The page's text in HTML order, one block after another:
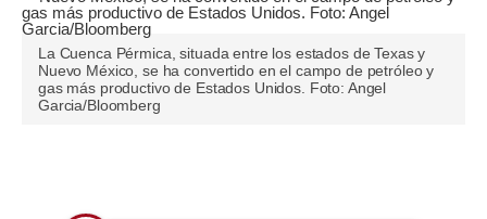
Editorial
Pregunta de hoy
Blogs
La Cuenca Pérmica, situada entre los estados de Texas y
Nuevo México, se ha convertido en el campo de petróleo y
gas más productivo de Estados Unidos. Foto: Angel
Garcia/Bloomberg